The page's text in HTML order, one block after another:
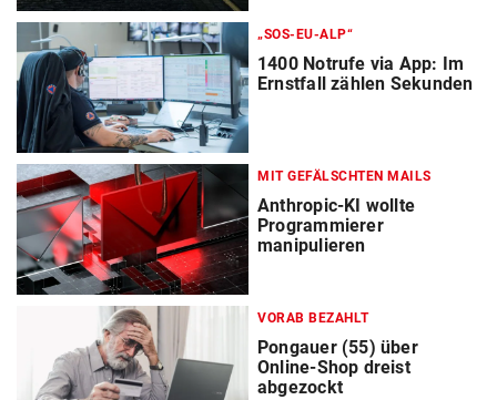
„SOS-EU-ALP“
1400 Notrufe via App: Im
Ernstfall zählen Sekunden
MIT GEFÄLSCHTEN MAILS
Anthropic-KI wollte
Programmierer
manipulieren
VORAB BEZAHLT
Pongauer (55) über
Online-Shop dreist
abgezockt